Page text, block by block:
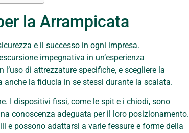
la Arrampicata
e il successo in ogni impresa.
impegnativa in un’esperienza
di attrezzature specifiche, e scegliere la
la fiducia in se stessi durante la scalata.
I dispositivi fissi, come le spit e i chiodi, sono
conoscenza adeguata per il loro posizionamento.
e possono adattarsi a varie fessure e forme della